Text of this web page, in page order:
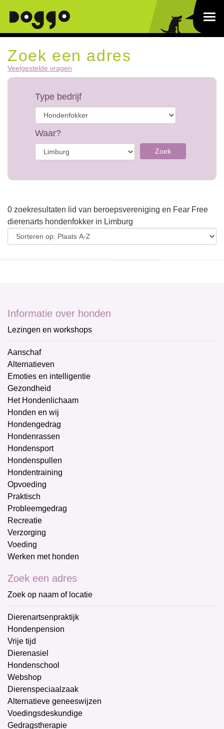
Zoek een adres
Veelgestelde vragen
Type bedrijf
Waar?
Zoek
0 zoekresultaten lid van beroepsvereniging en Fear Free
dierenarts hondenfokker in Limburg
Informatie over honden
Lezingen en workshops
Aanschaf
Alternatieven
Emoties en intelligentie
Gezondheid
Het Hondenlichaam
Honden en wij
Hondengedrag
Hondenrassen
Hondensport
Hondenspullen
Hondentraining
Opvoeding
Praktisch
Probleemgedrag
Recreatie
Verzorging
Voeding
Werken met honden
Zoek een adres
Zoek op naam of locatie
Dierenartsenpraktijk
Hondenpension
Vrije tijd
Dierenasiel
Hondenschool
Webshop
Dierenspeciaalzaak
Alternatieve geneeswijzen
Voedingsdeskundige
Gedragstherapie